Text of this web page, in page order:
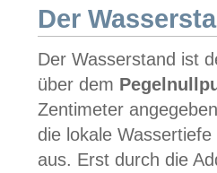
Der
Der Wasserstand ist
über dem
Zentimeter
die lokale
aus. Erst durch die